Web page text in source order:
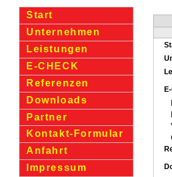
Start
Unternehmen
Leistungen
E-CHECK
Referenzen
Downloads
Partner
Kontakt-Formular
Anfahrt
Impressum